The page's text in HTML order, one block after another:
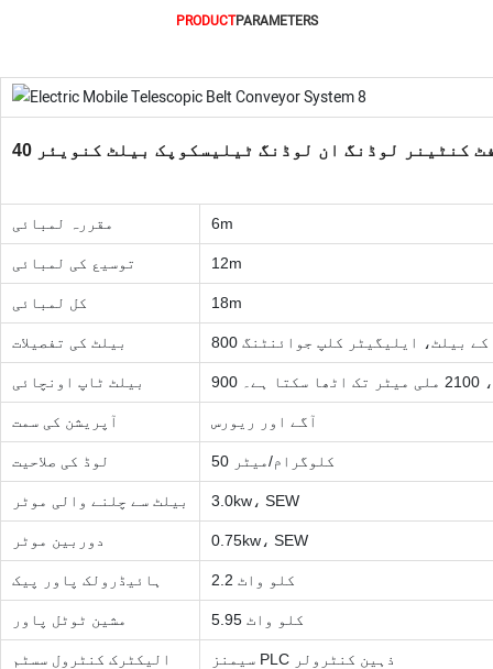
PRODUCTPARAMETERS
فٹ کنٹینر لوڈنگ ان لوڈنگ ٹیلیسکوپک بیلٹ کنویئر
مقررہ لمبائی 6m
توسیع کی لمبائی 12m
کل لمبائی 18m
بیلٹ کی تفصیلات کے بیلٹ، ایلیگیٹر کلپ جوائنٹنگ
بیلٹ ٹاپ اونچائی
آپریشن کی سمت آگے اور ریورس
لوڈ کی صلاحیت 50 کلوگرام/میٹر
بیلٹ سے چلنے والی موٹر 3.0kw، SEW
دوربین موٹر 0.75kw، SEW
ہائیڈرولک پاور پیک 2.2 کلو واٹ
مشین ٹوٹل پاور 5.95 کلو واٹ
الیکٹرک کنٹرول سسٹم سیمنز PLC ذہین کنٹرولر